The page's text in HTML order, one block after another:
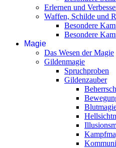
Erlernen und
Waffen, Schilde und
Besondere
Besondere
Magie
Das Wesen der Magie
Gildenmagie
Spruchproben
Gildenzauber